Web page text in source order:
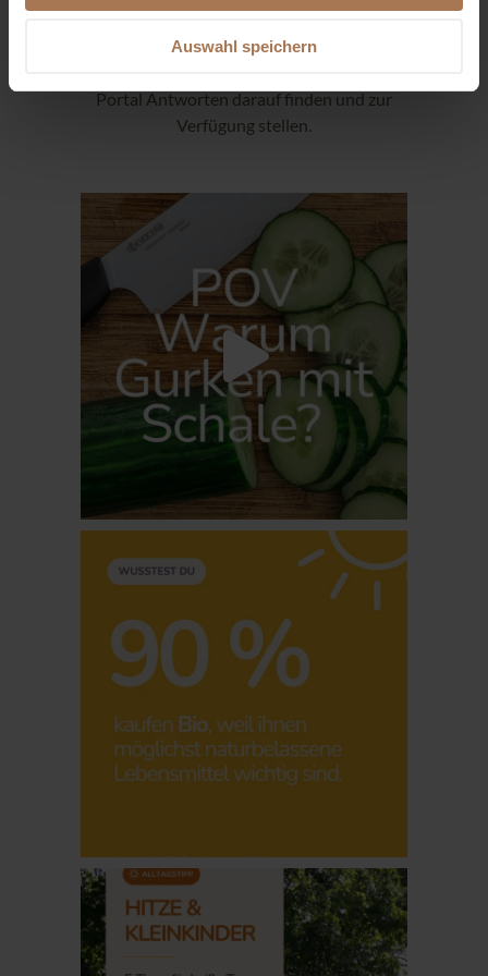
Auswahl speichern
Babys und Kleinkindern so unendlich viele
Portal Antworten darauf finden und zur
Verfügung stellen.